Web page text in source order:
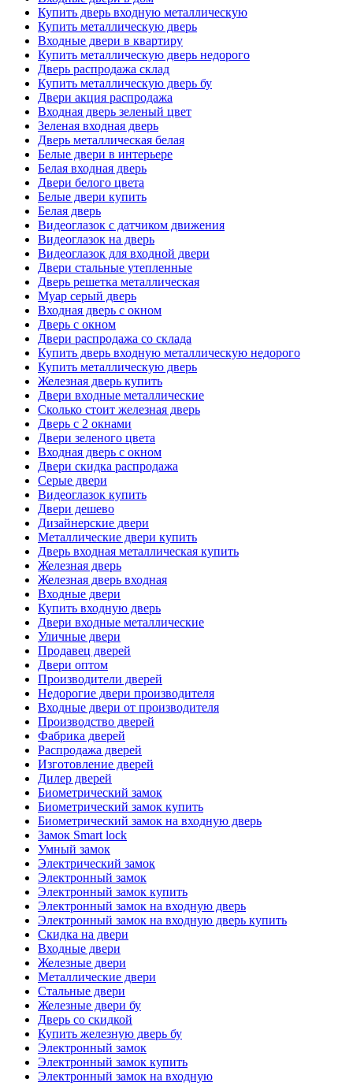
Купить дверь входную металлическую
Купить металлическую дверь
Входные двери в квартиру
Купить металлическую дверь недорого
Дверь распродажа склад
Купить металлическую дверь бу
Двери акция распродажа
Входная дверь зеленый цвет
Зеленая входная дверь
Дверь металлическая белая
Белые двери в интерьере
Белая входная дверь
Двери белого цвета
Белые двери купить
Белая дверь
Видеоглазок с датчиком движения
Видеоглазок на дверь
Видеоглазок для входной двери
Двери стальные утепленные
Дверь решетка металлическая
Муар серый дверь
Входная дверь с окном
Дверь с окном
Двери распродажа со склада
Купить дверь входную металлическую недорого
Купить металлическую дверь
Железная дверь купить
Двери входные металлические
Сколько стоит железная дверь
Дверь с 2 окнами
Двери зеленого цвета
Входная дверь с окном
Двери скидка распродажа
Серые двери
Видеоглазок купить
Двери дешево
Дизайнерские двери
Металлические двери купить
Дверь входная металлическая купить
Железная дверь
Железная дверь входная
Входные двери
Купить входную дверь
Двери входные металлические
Уличные двери
Продавец дверей
Двери оптом
Производители дверей
Недорогие двери производителя
Входные двери от производителя
Производство дверей
Фабрика дверей
Распродажа дверей
Изготовление дверей
Дилер дверей
Биометрический замок
Биометрический замок купить
Биометрический замок на входную дверь
Замок Smart lock
Умный замок
Электрический замок
Электронный замок
Электронный замок купить
Электронный замок на входную дверь
Электронный замок на входную дверь купить
Скидка на двери
Входные двери
Железные двери
Металлические двери
Стальные двери
Железные двери бу
Дверь со скидкой
Купить железную дверь бу
Электронный замок
Электронный замок купить
Электронный замок на входную